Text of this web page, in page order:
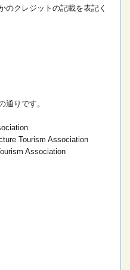
のクレジットの記載を表記く
通りです。
Tourism Association
Association